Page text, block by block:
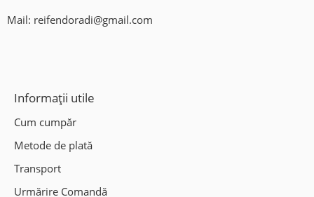
Mail: reifendoradi@gmail.com
Informații utile
Cum cumpăr
Metode de plată
Transport
Urmărire Comandă